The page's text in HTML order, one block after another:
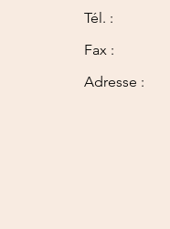
Tél. :
Fax :
Adresse :